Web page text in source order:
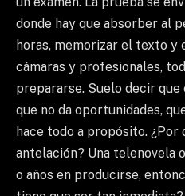
donde hay que absorber al
horas, memorizar el texto y
cámaras y profesionales,
prepararse. Suelo decir que
que no da oportunidades,
hace todo a propósito.
antelación? Una telenovela
o años en producirse,